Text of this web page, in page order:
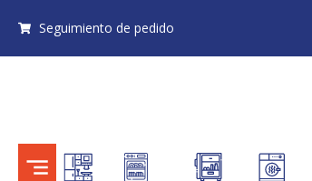
Seguimiento de pedido